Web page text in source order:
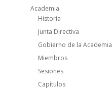
Academia
Historia
Junta Directiva
Gobierno de la Academia
Miembros
Sesiones
Capítulos